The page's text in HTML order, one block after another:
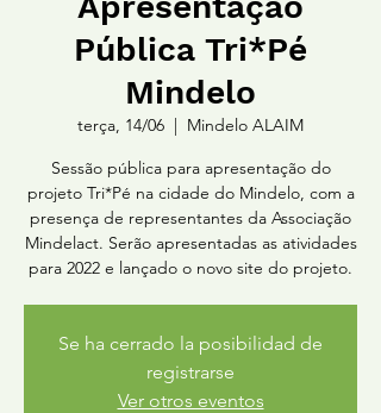
Pública Tri*Pé
Mindelo
terça, 14/06
  |
Mindelo ALAIM
Sessão pública para apresentação do
projeto Tri*Pé na cidade do Mindelo, com a
presença de representantes da Associação
Mindelact. Serão apresentadas as atividades
para 2022 e lançado o novo site do projeto.
Se ha cerrado la posibilidad de
registrarse
Ver otros eventos